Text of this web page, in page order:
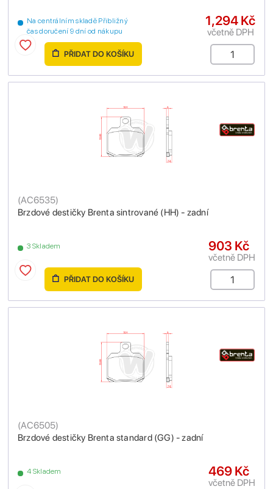
Na centrálním skladě Přibližný
čas doručení 9 dní od nákupu
1,294 Kč
včetně DPH
PŘIDAT DO KOŠÍKU
Brzdové destičky Brenta sintrované (HH) - zadní
(AC6535)
3 Skladem 903 Kč
včetně DPH
PŘIDAT DO KOŠÍKU
Brzdové destičky Brenta standard (GG) - zadní
(AC6505)
4 Skladem 469 Kč
včetně DPH